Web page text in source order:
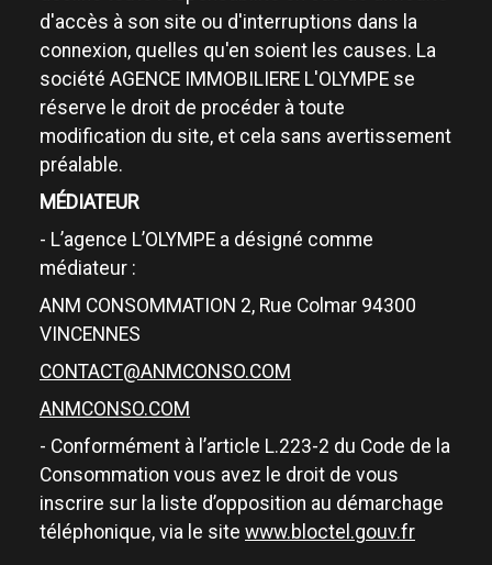
d'accès à son site ou d'interruptions dans la
connexion, quelles qu'en soient les causes. La
société AGENCE IMMOBILIERE L'OLYMPE se
réserve le droit de procéder à toute
modification du site, et cela sans avertissement
préalable.
MÉDIATEUR
- L’agence L’OLYMPE a désigné comme
médiateur :
ANM CONSOMMATION 2, Rue Colmar 94300
VINCENNES
CONTACT@ANMCONSO.COM
ANMCONSO.COM
- Conformément à l’article L.223-2 du Code de la
Consommation vous avez le droit de vous
inscrire sur la liste d’opposition au démarchage
téléphonique, via le site www.bloctel.gouv.fr